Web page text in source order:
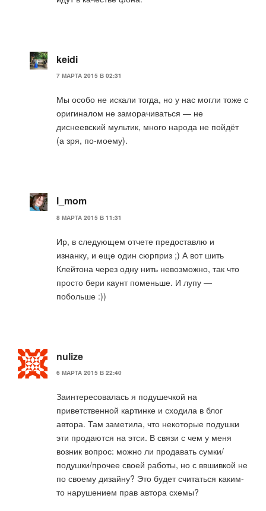
keidi
7 МАРТА 2015 В 02:31
Мы особо не искали тогда, но у нас могли тоже с
оригиналом не заморачиваться — не
диснеевский мультик, много народа не пойдёт
(а зря, по-моему).
l_mom
8 МАРТА 2015 В 11:31
Ир, в следующем отчете предоставлю и
изнанку, и еще один сюрприз ;) А вот шить
Клейтона через одну нить невозможно, так что
просто бери каунт поменьше. И лупу —
побольше :))
nulize
6 МАРТА 2015 В 22:40
Заинтересовалась я подушечкой на
приветственной картинке и сходила в блог
автора. Там заметила, что некоторые подушки
эти продаются на этси. В связи с чем у меня
возник вопрос: можно ли продавать сумки/
подушки/прочее своей работы, но с ввшивкой не
по своему дизайну? Это будет считаться каким-
то нарушением прав автора схемы?